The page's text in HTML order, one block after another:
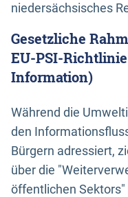
niedersächsisches
Gesetzliche
EU-PSI-
Information)
Während die
den
Bürgern adressiert,
über die
öffentlichen Sektors"